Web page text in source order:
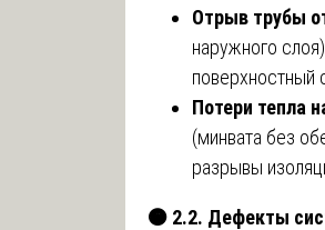
Отрыв трубы
наружного
поверхностный
Потери тепла
(минвата без
разрывы
🟠 2.2. Дефекты